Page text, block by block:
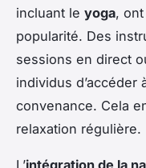
incluant le yoga,
popularité. Des
sessions en direct
individus d’accéder
convenance. Cela
relaxation régulière.